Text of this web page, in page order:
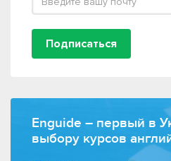
Подписаться
Enguide – первый в
выбору курсов